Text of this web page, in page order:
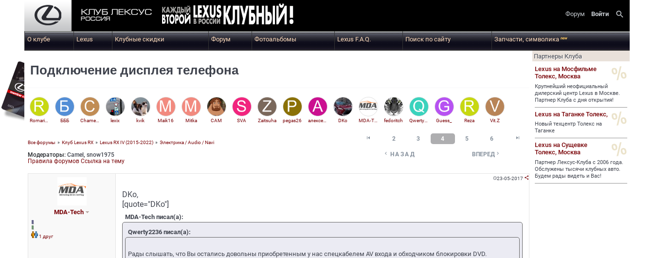
Форум Войти search
О клубе Lexus Клубные скидки Форум Фотоальбомы Lexus F.A.Q. Поиск по сайту Запчасти, символикаnew
Подключение дисплея телефона
Romario62 БББ Chameleon123 lexix kvik Maik16 Mitka САМ SVA Zaitsuha pegas26 алексей78 DKo MDA-Tech fedoritch Qwerty2236 Guess_ Reza Vit.Z
Viktor200
Все форумы » Клуб Lexus RX» Lexus RX IV (2015-2022)» Электрика / Audio / Navi
Модераторы: Camel , snow1975
Правила форумов Ссылка на тему
 2 3 4 5 6 
 НАЗАД ВПЕРЕД 
MDA-Tech
1 друг
23-05-2017 
DKo,
[quote="DKo"]
MDA-Tech писал(а):
Qwerty2236 писал(а):
Рады слышать, что Вы остались довольны приобретенным у нас спецкабелем AV входа и обходчиком блокировки DVD.
Партнеры Клуба
Lexus на Мосфильме
Толекс, Москва
Крупнейший неофициальный
дилерский центр Lexus в Москве.
Партнер Клуба с дня открытия!
Lexus на Таганке Толекс,
Новый техцентр Толекс на
Таганке
Lexus на Сущевке
Толекс, Москва
Партнер Лексус-Клуба с 2006 года.
Обслужены тысячи клубных авто.
Будем рады видеть и Вас!